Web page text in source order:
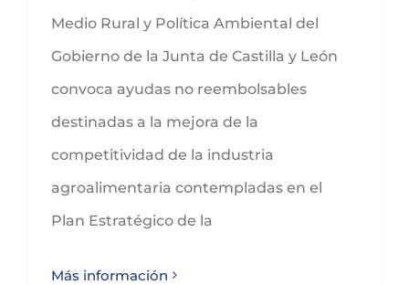
Medio Rural y Política Ambiental del
Gobierno de la Junta de Castilla y León
convoca ayudas no reembolsables
destinadas a la mejora de la
competitividad de la industria
agroalimentaria contempladas en el
Plan Estratégico de la
Más información